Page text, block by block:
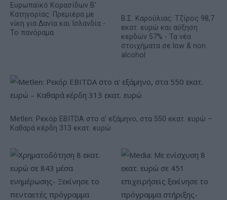
Ευρωπαϊκό Κορασίδων Β'
Κατηγορίας: Πρεμιέρα με
νίκη για Δανία και Ισλανδία -
Το πανόραμα
Β.Σ. Καρούλιας: Τζίρος 98,7
εκατ. ευρώ και αύξηση
κερδών 57% - Τα νέα
στοιχήματα σε low & non
alcohol
Metlen: Ρεκόρ EBITDA στο α' εξάμηνο, στα 550 εκατ. ευρώ –
Καθαρά κέρδη 313 εκατ. ευρώ